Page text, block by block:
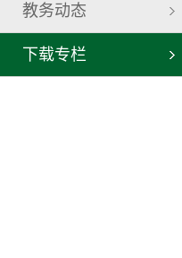
教务动态
下载专栏